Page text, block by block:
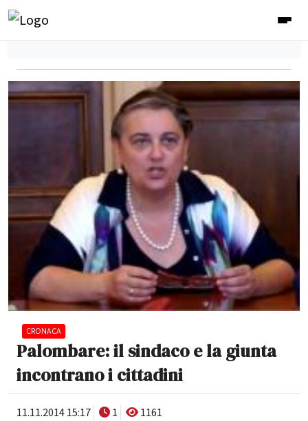
CRONACA
Palombare: il sindaco e la giunta
incontrano i cittadini
11.11.2014 15:17 1
1161